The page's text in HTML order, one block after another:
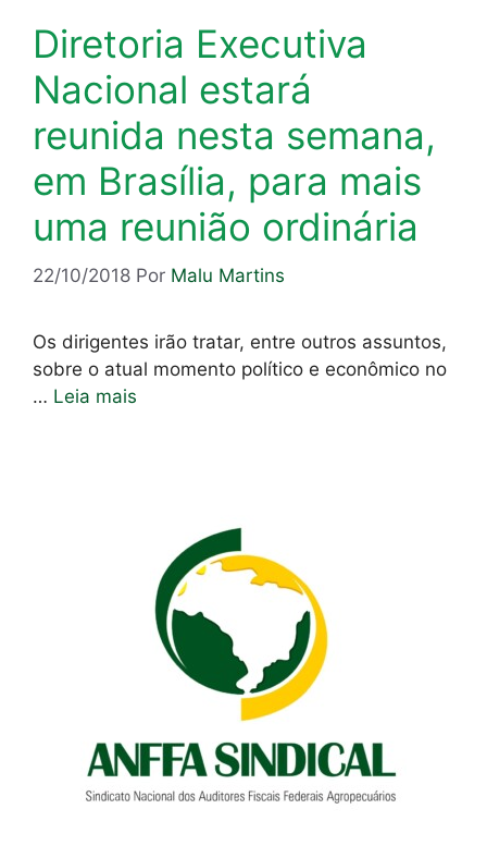
Diretoria Executiva
Nacional estará
reunida nesta semana,
em Brasília, para mais
uma reunião ordinária
22/10/2018 Por Malu Martins
Os dirigentes irão tratar, entre outros assuntos,
sobre o atual momento político e econômico no
… Leia mais